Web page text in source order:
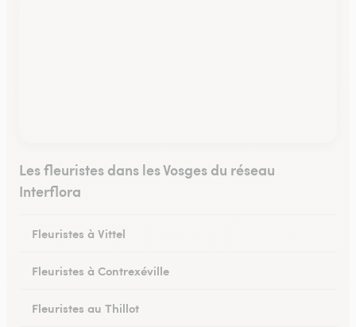
Les fleuristes dans les Vosges du réseau
Interflora
Fleuristes à Vittel
Fleuristes à Contrexéville
Fleuristes au Thillot